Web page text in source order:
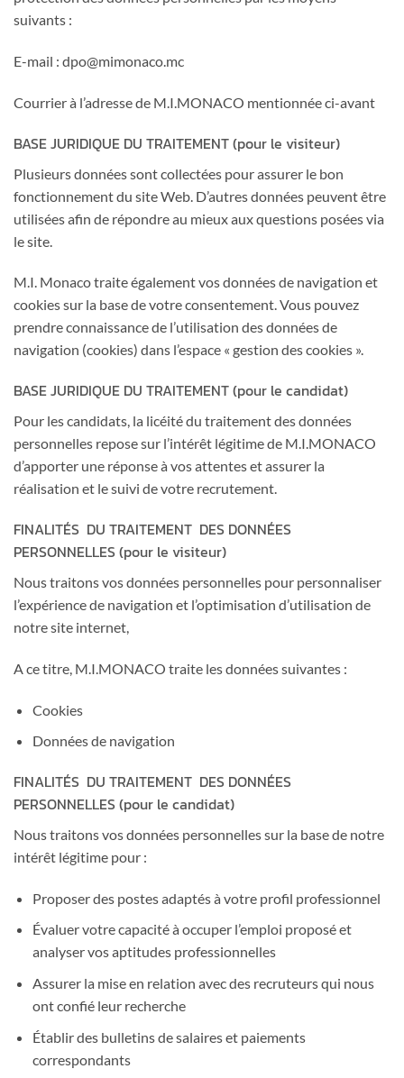
suivants :
E-mail : dpo@mimonaco.mc
Courrier à l’adresse de M.I.MONACO mentionnée ci-avant
BASE JURIDIQUE DU TRAITEMENT (pour le visiteur)
Plusieurs données sont collectées pour assurer le bon
fonctionnement du site Web. D’autres données peuvent être
utilisées afin de répondre au mieux aux questions posées via
le site.
M.I. Monaco traite également vos données de navigation et
cookies sur la base de votre consentement. Vous pouvez
prendre connaissance de l’utilisation des données de
navigation (cookies) dans l’espace « gestion des cookies ».
BASE JURIDIQUE DU TRAITEMENT (pour le candidat)
Pour les candidats, la licéité du traitement des données
personnelles repose sur l’intérêt légitime de M.I.MONACO
d’apporter une réponse à vos attentes et assurer la
réalisation et le suivi de votre recrutement.
FINALITÉS DU TRAITEMENT DES DONNÉES
PERSONNELLES (pour le visiteur)
Nous traitons vos données personnelles pour personnaliser
l’expérience de navigation et l’optimisation d’utilisation de
notre site internet,
A ce titre, M.I.MONACO traite les données suivantes :
Cookies
Données de navigation
FINALITÉS DU TRAITEMENT DES DONNÉES
PERSONNELLES (pour le candidat)
Nous traitons vos données personnelles sur la base de notre
intérêt légitime pour :
Proposer des postes adaptés à votre profil professionnel
Évaluer votre capacité à occuper l’emploi proposé et
analyser vos aptitudes professionnelles
Assurer la mise en relation avec des recruteurs qui nous
ont confié leur recherche
Établir des bulletins de salaires et paiements
correspondants